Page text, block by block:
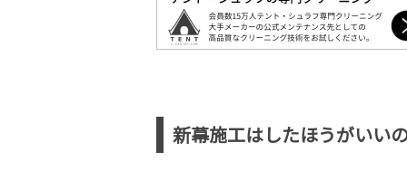
新幕施工はしたほうがいい